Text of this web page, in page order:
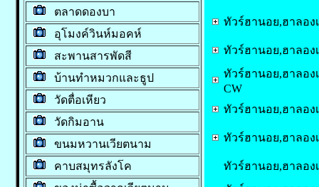
ตลาดดองบา
อุโมงค์วินห์มอคห์
สะพานสารพัดสี
บ้านทำหมวกและธูป
วัดตื่อเหียว
วัดกิมอาน
ขนมหวานเวียตนาม
คาบสมุทรลังโค
ทัวร์ฮานอย,ฮาลอง
ทัวร์ฮานอย,ฮาลอง
ทัวร์ฮานอย,ฮาลอง
CW
ทัวร์ฮานอย,ฮาลอง
ทัวร์ฮานอย,ฮาลอง
ทัวร์ฮานอย,ฮาลอง